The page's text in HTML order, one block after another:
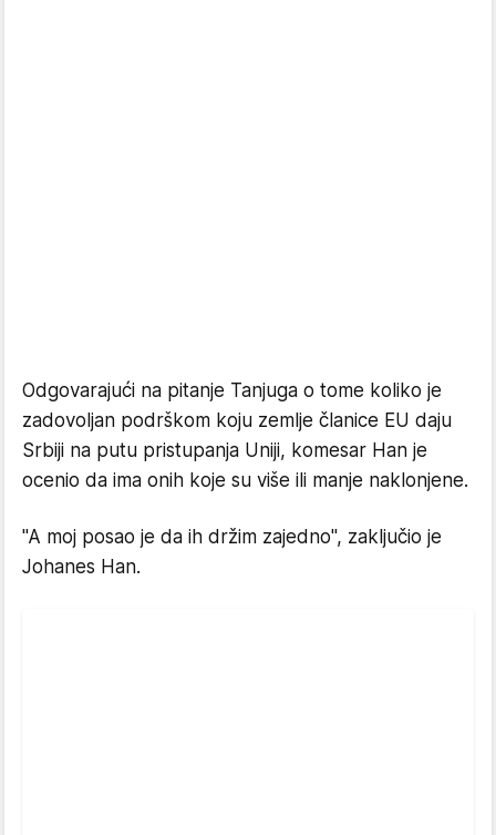
Odgovarajući na pitanje Tanjuga o tome koliko je
zadovoljan podrškom koju zemlje članice EU daju
Srbiji na putu pristupanja Uniji, komesar Han je
ocenio da ima onih koje su više ili manje naklonjene.
"A moj posao je da ih držim zajedno", zaključio je
Johanes Han.